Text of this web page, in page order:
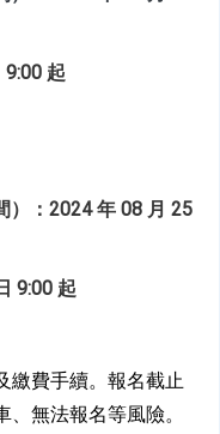
起
）：2024 年 08 月 25
9:00 起
繳費手續。報名截止
無法報名等風險。